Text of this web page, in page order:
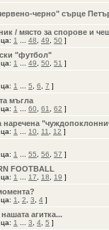
черно" сърце
/ място за спорове и
1 48 49 50 ]
"футбол"
1 49 50 51 ]
1 5 6 7 ]
мъгла
1 60 61 62 ]
наречена
1 10 11 12 ]
1 55 56 57 ]
FOOTBALL
1 17 18 19 ]
1 2 3 4 ]
агитка...
1 3 4 5 ]